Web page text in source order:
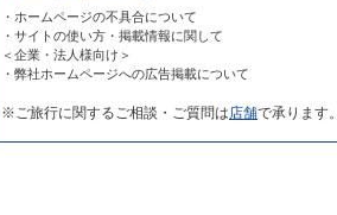
・ホームページの不具合について
・サイトの使い方・掲載情報に関して
＜企業・法人様向け＞
・弊社ホームページへの広告掲載について
※ご旅行に関するご相談・ご質問は店舗で承ります。